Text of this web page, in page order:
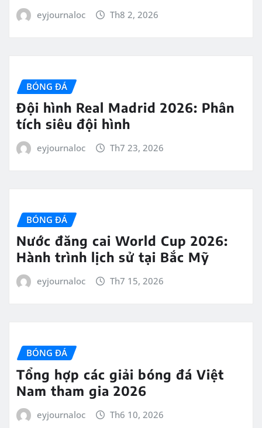
eyjournaloc Th8 2, 2026
BÓNG ĐÁ
Đội hình Real Madrid 2026: Phân
tích siêu đội hình
eyjournaloc Th7 23, 2026
BÓNG ĐÁ
Nước đăng cai World Cup 2026:
Hành trình lịch sử tại Bắc Mỹ
eyjournaloc Th7 15, 2026
BÓNG ĐÁ
Tổng hợp các giải bóng đá Việt
Nam tham gia 2026
eyjournaloc Th6 10, 2026